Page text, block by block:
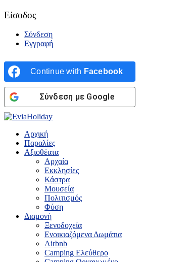
Είσοδος
Σύνδεση
Εγγραφή
Continue with Facebook
Σύνδεση με Google
Αρχική
Παραλίες
Αξιοθέατα
Αρχαία
Εκκλησίες
Κάστρα
Μουσεία
Πολιτισμός
Φύση
Διαμονή
Ξενοδοχεία
Ενοικιαζόμενα Δωμάτια
Airbnb
Camping Ελεύθερο